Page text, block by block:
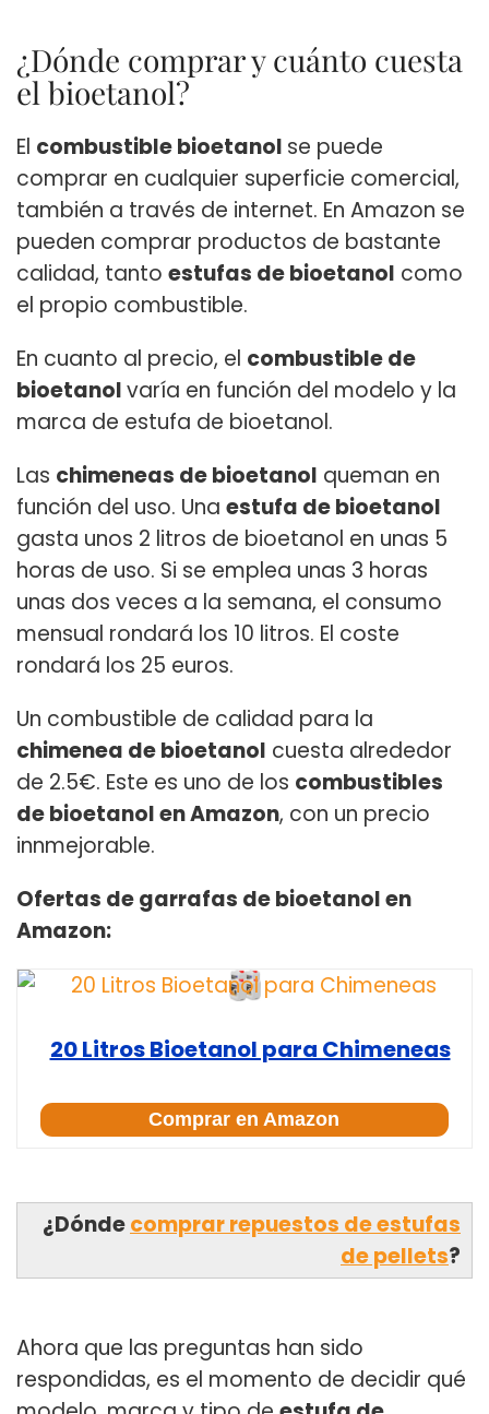
¿Dónde comprar y cuánto cuesta
el bioetanol?
El combustible bioetanol se puede
comprar en cualquier superficie comercial,
también a través de internet. En Amazon se
pueden comprar productos de bastante
calidad, tanto estufas de bioetanol como
el propio combustible.
En cuanto al precio, el combustible de
bioetanolvaría en función del modelo y la
marca de estufa de bioetanol.
Las chimeneas de bioetanol queman en
función del uso. Una estufa de bioetanol
gasta unos 2 litros de bioetanol en unas 5
horas de uso. Si se emplea unas 3 horas
unas dos veces a la semana, el consumo
mensual rondará los 10 litros. El coste
rondará los 25 euros.
Un combustible de calidad para la
chimenea de bioetanol cuesta alrededor
de 2.5€. Este es uno de los combustibles
de bioetanol en Amazon, con un precio
innmejorable.
Ofertas de garrafas de bioetanol en
Amazon:
20 Litros Bioetanol para Chimeneas
Comprar en Amazon
¿Dóndecomprar repuestos de estufas
de pellets?
Ahora que las preguntas han sido
respondidas, es el momento de decidir qué